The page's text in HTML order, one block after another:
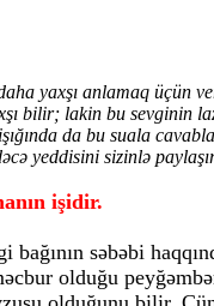
yaxşı anlamaq üçün
bilir; lakin bu sevginin
da bu suala
yeddisini sizinlə
işidir.
bağının səbəbi
olduğu